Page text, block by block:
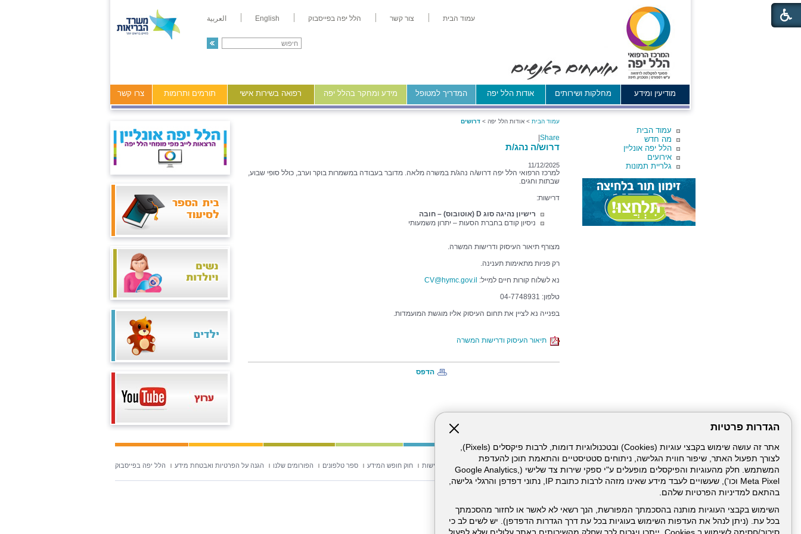
הגדרות פרטיות
אתר זה עושה שימוש בקבצי עוגיות (Cookies) ובטכנולוגיות דומות, לרבות פיקסלים (Pixels),
לצורך תפעול האתר, שיפור חווית הגלישה, ניתוחים סטטיסטיים והתאמת תוכן להעדפת
המשתמש. חלק מהעוגיות והפיקסלים מופעלים ע"י ספקי שירות צד שלישי (Google Analytics,
Meta Pixel וכו'), שעשויים לעבד מידע שאינו מזהה לרבות כתובת IP, נתוני דפדפן והרגלי גלישה,
בהתאם למדיניות הפרטיות שלהם.
השימוש בקבצי העוגיות מותנה בהסכמתך המפורשת, הנך רשאי לא לאשר או לחזור מהסכמתך
בכל עת. (ניתן לנהל את העדפות השימוש בעוגיות בכל עת דרך הגדרות הדפדפן). יש לשים לב כי
עמוד הבית צור קשר הלל יפה בפייסבוק English العربية
מודיעין ומידע מחלקות ושירותים אודות הלל יפה המדריך למטופל מידע ומחקר בהלל יפה רפואה בשירות אישי תורמים ותרומות צרו קשר
עמוד הבית
מה חדש
הלל יפה אונליין
אירועים
גלריית תמונות
עמוד הבית > אודות הלל יפה > דרושים
Share
דרוש/ה נהג/ת
11/12/2025
למרכז הרפואי הלל יפה דרוש/ה נהג/ת במשרה מלאה. מדובר בעבודה במשמרות בוקר וערב, כולל סופי שבוע,
שבתות וחגים.
דרישות:
רישיון נהיגה סוג D (אוטובוס) – חובה
ניסיון קודם בחברת הסעות – יתרון משמעותי
מצורף תיאור העיסוק ודרישות המשרה.
רק פניות מתאימות תענינה.
נא לשלוח קורות חיים למייל: CV@hymc.gov.il
טלפון: 04-7748931
בפנייה נא לציין את תחום העיסוק אליו מוגשת המועמדות.
תיאור העיסוק ודרישות המשרה
הדפס
תנאי שימוש באתר מפת אתר הצהרת נגישות חוק חופש המידע ספר טלפונים הפורומים שלנו הגנה על הפרטיות ואבטחת מידע הלל יפה בפייסבוק
ניהול תכנים: